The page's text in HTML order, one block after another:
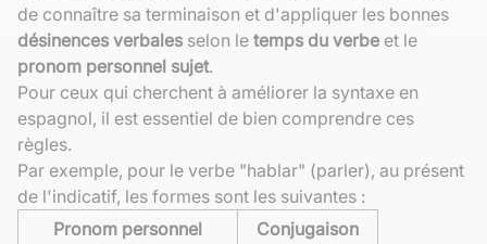
de connaître sa terminaison et d'appliquer les bonnes
désinences verbales selon le temps du verbe et le
pronom personnel sujet.
Pour ceux qui cherchent à améliorer la syntaxe en
espagnol, il est essentiel de bien comprendre ces
règles.
Par exemple, pour le verbe "hablar" (parler), au présent
de l'indicatif, les formes sont les suivantes :
Pronom personnel
Conjugaison